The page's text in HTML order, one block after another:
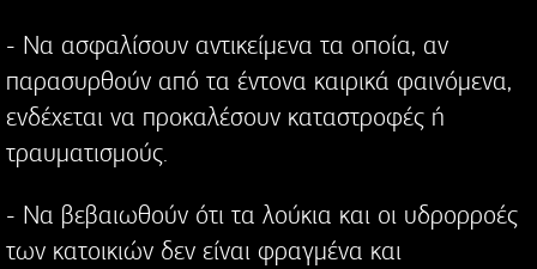
- Να ασφαλίσουν αντικείμενα τα οποία, αν
παρασυρθούν από τα έντονα καιρικά φαινόμενα,
ενδέχεται να προκαλέσουν καταστροφές ή
τραυματισμούς.
- Να βεβαιωθούν ότι τα λούκια και οι υδρορροές
των κατοικιών δεν είναι φραγμένα και